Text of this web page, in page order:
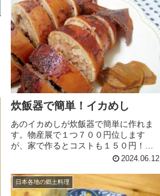
炊飯器で簡単！イカめし
あのイカめしが炊飯器で簡単に作れま
す。物産展で１つ７００円位します
が、家で作るとコストも１５０円！冷
めても美味しいので行楽にも。おつま
天レシピ） 約1時間 300円前後 材料
【 ２つ分 】イカもち米水酒...
2024.06.12
日本各地の郷土料理